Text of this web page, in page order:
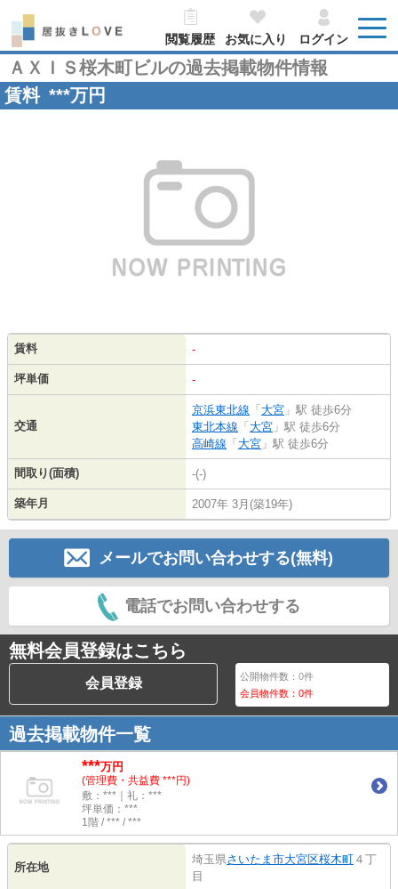
閲覧履歴 お気に入り ログイン
ＡＸＩＳ桜木町ビルの過去掲載物件情報
賃料 ***万円
賃料 -
坪単価 -
交通
京浜東北線 「 大宮 」駅 徒歩6分
東北本線 「 大宮 」駅 徒歩6分
高崎線 「 大宮 」駅 徒歩6分
間取り(面積) -(-)
築年月 2007年 3月(築19年)
メールでお問い合わせする(無料)
電話でお問い合わせする
無料会員登録はこちら
会員登録 公開物件数：0件
会員物件数：0件
過去掲載物件一覧
***万円
(管理費・共益費 ***円)
敷：***｜礼：***
坪単価：***
1階 / *** / ***
所在地
埼玉県さいたま市大宮区桜木町 ４丁
目